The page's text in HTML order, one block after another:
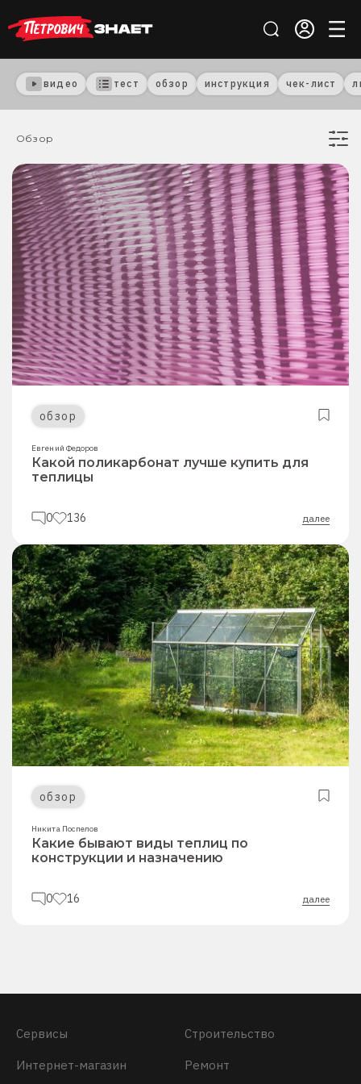
видео тест обзор инструкция чек-лист
Обзор
обзор
Евгений Федоров
Какой поликарбонат лучше купить для
теплицы
0 136 далее
обзор
Никита Поспелов
Какие бывают виды теплиц по
конструкции и назначению
0 16 далее
Сервисы
Интернет-магазин
Строительство
Ремонт